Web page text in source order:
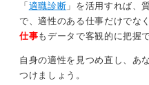
「適職診断 」を活用すれば、
で、適性のある仕事だけでなく
仕事もデータで客観的に把握
自身の適性を見つめ直し、あ
つけましょう。